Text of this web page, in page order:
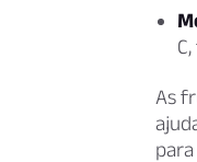
As